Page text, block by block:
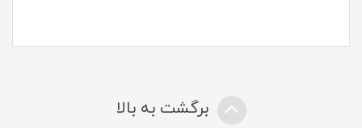
برگشت به بالا